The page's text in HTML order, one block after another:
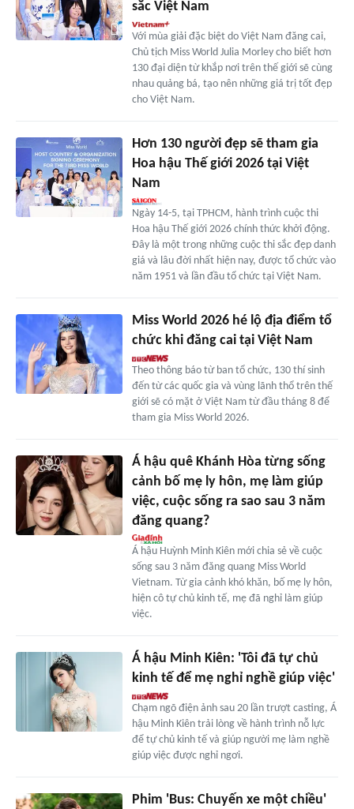
sắc Việt Nam
Với mùa giải đặc biệt do Việt Nam đăng cai,
Chủ tịch Miss World Julia Morley cho biết hơn
130 đại diện từ khắp nơi trên thế giới sẽ cùng
nhau quảng bá, tạo nên những giá trị tốt đẹp
cho Việt Nam.
Hơn 130 người đẹp sẽ tham gia
Hoa hậu Thế giới 2026 tại Việt
Nam
Ngày 14-5, tại TPHCM, hành trình cuộc thi
Hoa hậu Thế giới 2026 chính thức khởi động.
Đây là một trong những cuộc thi sắc đẹp danh
giá và lâu đời nhất hiện nay, được tổ chức vào
năm 1951 và lần đầu tổ chức tại Việt Nam.
Miss World 2026 hé lộ địa điểm tổ
chức khi đăng cai tại Việt Nam
Theo thông báo từ ban tổ chức, 130 thí sinh
đến từ các quốc gia và vùng lãnh thổ trên thế
giới sẽ có mặt ở Việt Nam từ đầu tháng 8 để
tham gia Miss World 2026.
Á hậu quê Khánh Hòa từng sống
cảnh bố mẹ ly hôn, mẹ làm giúp
việc, cuộc sống ra sao sau 3 năm
đăng quang?
Á hậu Huỳnh Minh Kiên mới chia sẻ về cuộc
sống sau 3 năm đăng quang Miss World
Vietnam. Từ gia cảnh khó khăn, bố mẹ ly hôn,
hiện cô tự chủ kinh tế, mẹ đã nghỉ làm giúp
việc.
Á hậu Minh Kiên: 'Tôi đã tự chủ
kinh tế để mẹ nghỉ nghề giúp việc'
Chạm ngõ điện ảnh sau 20 lần trượt casting, Á
hậu Minh Kiên trải lòng về hành trình nỗ lực
để tự chủ kinh tế và giúp người mẹ làm nghề
giúp việc được nghỉ ngơi.
Phim 'Bus: Chuyến xe một chiều'